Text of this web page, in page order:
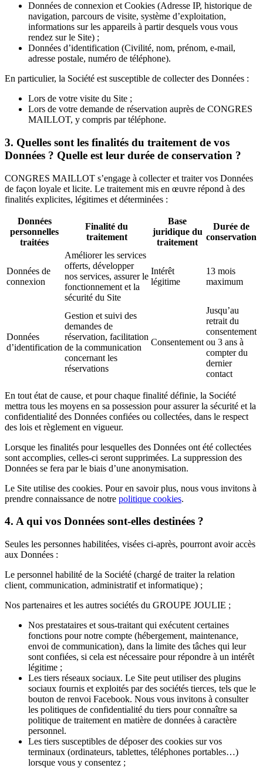
Données de connexion et Cookies (Adresse IP, historique de
navigation, parcours de visite, système d’exploitation,
informations sur les appareils à partir desquels vous vous
rendez sur le Site) ;
Données d’identification (Civilité, nom, prénom, e-mail,
adresse postale, numéro de téléphone).
En particulier, la Société est susceptible de collecter des Données :
Lors de votre visite du Site ;
Lors de votre demande de réservation auprès de CONGRES
MAILLOT, y compris par téléphone.
3. Quelles sont les finalités du traitement de vos
Données ? Quelle est leur durée de conservation ?
CONGRES MAILLOT s’engage à collecter et traiter vos Données
de façon loyale et licite. Le traitement mis en œuvre répond à des
finalités explicites, légitimes et déterminées :
Données
personnelles
traitées
Finalité du
traitement
Base
juridique du
traitement
Durée de
conservation
Données de
connexion
Améliorer les services
offerts, développer
nos services, assurer le
fonctionnement et la
sécurité du Site
Intérêt
légitime
13 mois
maximum
Données
d’identification
Gestion et suivi des
demandes de
réservation, facilitation
de la communication
concernant les
réservations
Consentement
Jusqu’au
retrait du
consentement
ou 3 ans à
compter du
dernier
contact
En tout état de cause, et pour chaque finalité définie, la Société
mettra tous les moyens en sa possession pour assurer la sécurité et la
confidentialité des Données confiées ou collectées, dans le respect
des lois et règlement en vigueur.
Lorsque les finalités pour lesquelles des Données ont été collectées
sont accomplies, celles-ci seront supprimées. La suppression des
Données se fera par le biais d’une anonymisation.
Le Site utilise des cookies. Pour en savoir plus, nous vous invitons à
prendre connaissance de notre politique cookies.
4. A qui vos Données sont-elles destinées ?
Seules les personnes habilitées, visées ci-après, pourront avoir accès
aux Données :
Le personnel habilité de la Société (chargé de traiter la relation
client, communication, administratif et informatique) ;
Nos partenaires et les autres sociétés du GROUPE JOULIE ;
Nos prestataires et sous-traitant qui exécutent certaines
fonctions pour notre compte (hébergement, maintenance,
envoi de communication), dans la limite des tâches qui leur
sont confiées, si cela est nécessaire pour répondre à un intérêt
légitime ;
Les tiers réseaux sociaux. Le Site peut utiliser des plugins
sociaux fournis et exploités par des sociétés tierces, tels que le
bouton de renvoi Facebook. Nous vous invitons à consulter
les politiques de confidentialité du tiers pour connaître sa
politique de traitement en matière de données à caractère
personnel.
Les tiers susceptibles de déposer des cookies sur vos
terminaux (ordinateurs, tablettes, téléphones portables…)
lorsque vous y consentez ;